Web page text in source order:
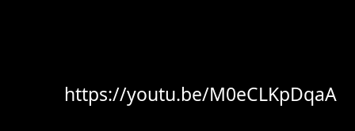
https://youtu.be/M0eCLKpDqaA